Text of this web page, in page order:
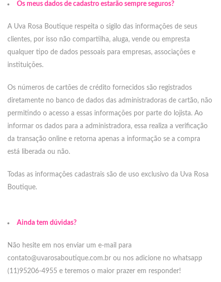
Os meus dados de cadastro estarão sempre seguros?
A Uva Rosa Boutique respeita o sigilo das informações de seus
clientes, por isso não compartilha, aluga, vende ou empresta
qualquer tipo de dados pessoais para empresas, associações e
instituições.
Os números de cartões de crédito fornecidos são registrados
diretamente no banco de dados das administradoras de cartão, não
permitindo o acesso a essas informações por parte do lojista. Ao
informar os dados para a administradora, essa realiza a verificação
da transação online e retorna apenas a informação se a compra
está liberada ou não.
Todas as informações cadastrais são de uso exclusivo da Uva Rosa
Boutique.
Ainda tem dúvidas?
Não hesite em nos enviar um e-mail para
contato@uvarosaboutique.com.br ou nos adicione no whatsapp
(11)95206-4955 e teremos o maior prazer em responder!